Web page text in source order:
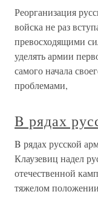
Реорганизация
войска не раз
превосходящими
уделять армии
самого начала
проблемами,
B рядах
B рядах русской
Клаузевиц надел
отечественной
тяжелом